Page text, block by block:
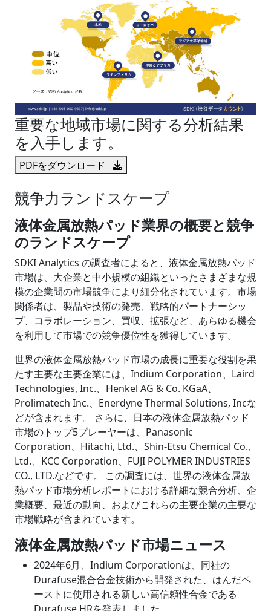
重要な地域市場に関する分析結果
を入手します。
PDFをダウンロード
競争力ランドスケープ
液体金属放熱パッド業界の概要と競争
のランドスケープ
SDKI Analytics の調査者によると、液体金属放熱パッド
市場は、大企業と中小規模の組織といったさまざまな規
模の企業間の市場競争により細分化されています。市場
関係者は、製品や技術の発売、戦略的パートナーシッ
プ、コラボレーション、買収、拡張など、あらゆる機会
を利用して市場での競争優位性を獲得しています。
世界の液体金属放熱パッド市場の成長に重要な役割を果
たす主要な主要企業には、Indium Corporation、Laird
Technologies, Inc.、Henkel AG & Co. KGaA、
Prolimatech Inc.、Enerdyne Thermal Solutions, Incな
どが含まれます。 さらに、日本の液体金属放熱パッド
市場のトップ5プレーヤーは、Panasonic
Corporation、Hitachi, Ltd.、Shin-Etsu Chemical Co.,
Ltd.、KCC Corporation、FUJI POLYMER INDUSTRIES
CO., LTD.などです。 この調査には、世界の液体金属放
熱パッド市場分析レポートにおける詳細な競合分析、企
業概要、最近の動向、およびこれらの主要企業の主要な
市場戦略が含まれています。
液体金属放熱パッド市場ニュース
2024年6月、Indium Corporationは、同社の
Durafuse混合合金技術から開発された、はんだペ
ーストに使用される新しい高信頼性合金である